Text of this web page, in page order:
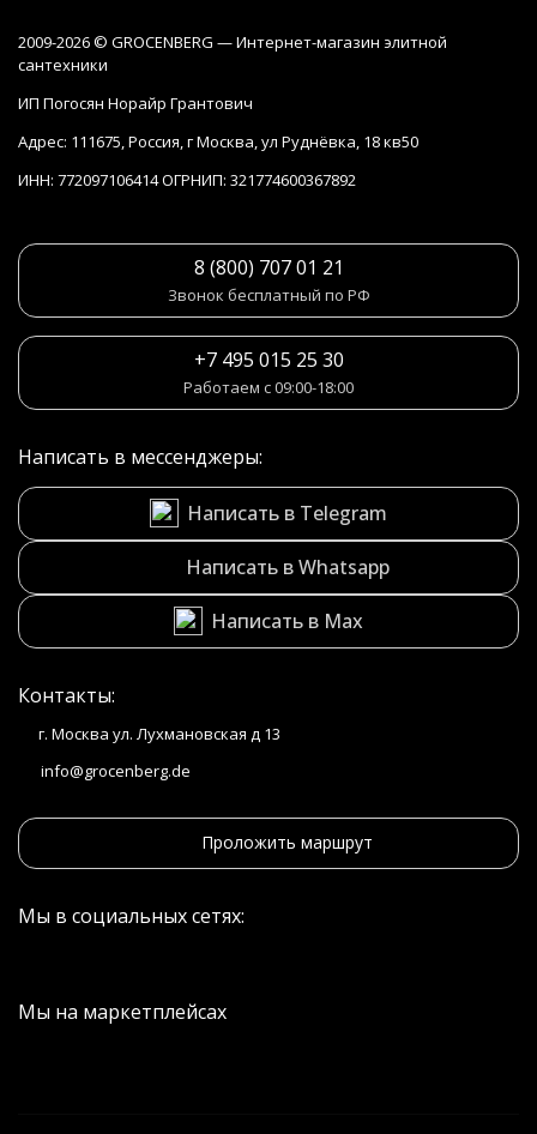
2009-2026 © GROCENBERG — Интернет-магазин элитной
сантехники
ИП Погосян Норайр Грантович
Адрес: 111675, Россия, г Москва, ул Руднёвка, 18 кв50
ИНН: 772097106414 ОГРНИП: 321774600367892
8 (800) 707 01 21
Звонок бесплатный по РФ
+7 495 015 25 30
Работаем с 09:00-18:00
Написать в мессенджеры:
Написать в Telegram
Написать в Whatsapp
Написать в Max
Контакты:
г. Москва ул. Лухмановская д 13
info@grocenberg.de
Проложить маршрут
Мы в социальных сетях:
Мы на маркетплейсах